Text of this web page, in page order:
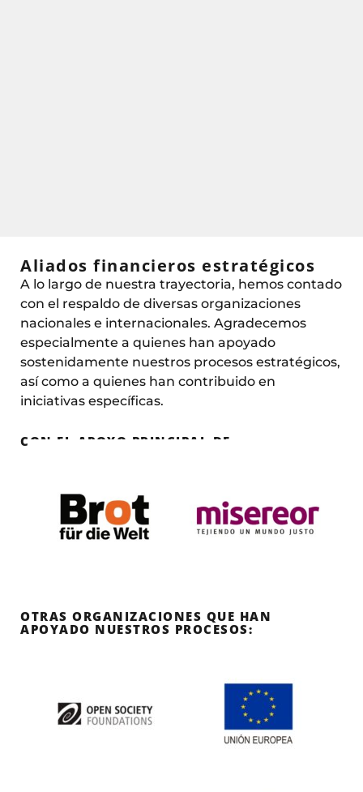
Aliados financieros estratégicos
A lo largo de nuestra trayectoria, hemos contado
con el respaldo de diversas organizaciones
nacionales e internacionales. Agradecemos
especialmente a quienes han apoyado
sostenidamente nuestros procesos estratégicos,
así como a quienes han contribuido en
iniciativas específicas.
CON EL APOYO PRINCIPAL DE:
OTRAS ORGANIZACIONES QUE HAN
APOYADO NUESTROS PROCESOS: